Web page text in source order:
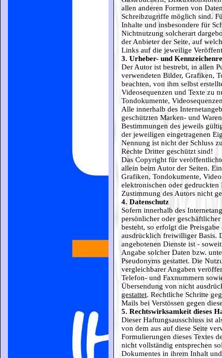
allen anderen Formen von
Schreibzugriffe möglich sind.
Inhalte und insbesondere für
Nichtnutzung solcherart
der Anbieter der Seite, auf
Links auf die jeweilige
3. Urheber- und
Der Autor ist bestrebt, in allen
verwendeten Bilder, Grafiken,
beachten, von ihm selbst
Videosequenzen und Texte zu
Tondokumente,
Alle innerhalb des
geschützten Marken- und
Bestimmungen des jeweils
der jeweiligen eingetragenen
Nennung ist nicht der Schluss
Rechte Dritter geschützt sind!
Das Copyright für
allein beim Autor der Seiten.
Grafiken, Tondokumente,
elektronischen oder
Zustimmung des Autors nicht
4. Datenschutz
Sofern innerhalb des
persönlicher oder
besteht, so erfolgt die
ausdrücklich freiwilliger Basis.
angebotenen Dienste ist -
Angabe solcher Daten bzw.
Pseudonyms gestattet. Die
vergleichbarer Angaben
Telefon- und Faxnummern
Übersendung von nicht
gestattet. Rechtliche Schritte
Mails bei Verstössen gegen
5. Rechtswirksamkeit dieses
Dieser Haftungsausschluss ist
von dem aus auf diese Seite
Formulierungen dieses Textes
nicht vollständig entsprechen
Dokumentes in ihrem Inhalt